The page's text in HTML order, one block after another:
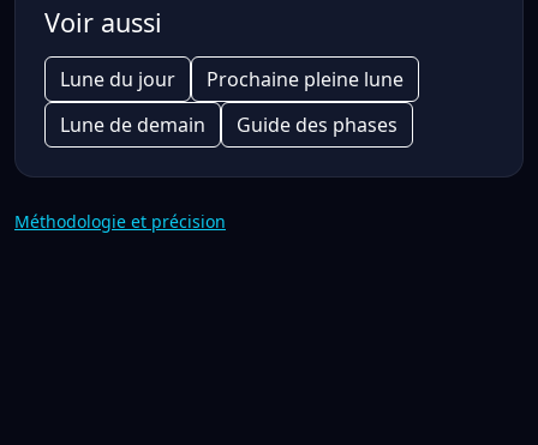
Voir aussi
Lune du jour
Prochaine pleine lune
Lune de demain
Guide des phases
Méthodologie et précision